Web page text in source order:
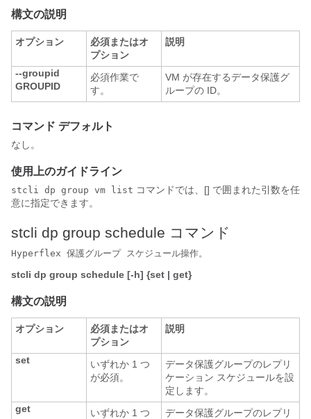
構文の説明
オプション
必須またはオ
プション
説明
--groupid
GROUPID
必須作業で
す。
VM が存在するデータ保護グ
ループの ID。
コマンド デフォルト
なし。
使用上のガイドライン
stcli dp group vm list コマンドでは、[] で囲まれた引数を任
意に指定できます。
stcli dp group schedule コマンド
Hyperflex 保護グループ スケジュール操作。
stcli dp group schedule [-h] {set | get}
構文の説明
オプション
必須またはオ
プション
説明
set
いずれか 1 つ
が必須。
データ保護グループのレプリ
ケーション スケジュールを設
定します。
get
いずれか 1 つ
データ保護グループのレプリ